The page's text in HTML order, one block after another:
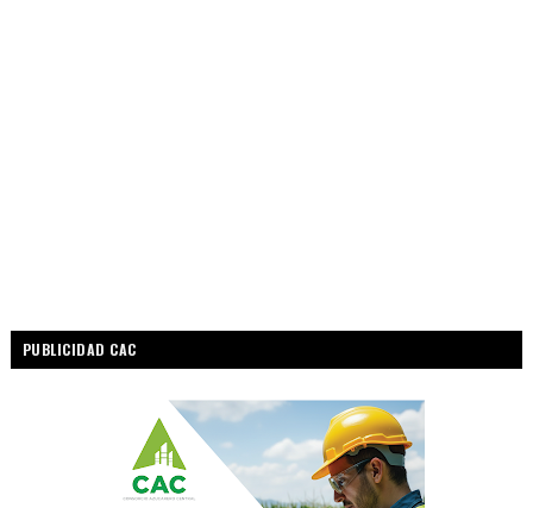
PUBLICIDAD CAC